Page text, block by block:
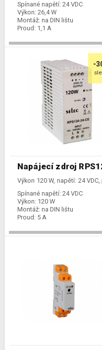
Spínané napětí: 24 VDC
Výkon: 26,4 W
Montáž: na DIN lištu
Proud: 1,1 A
-
Napájecí zdroj
Výkon 120 W, napětí: 24
Spínané napětí: 24 VDC
Výkon: 120 W
Montáž: na DIN lištu
Proud: 5 A